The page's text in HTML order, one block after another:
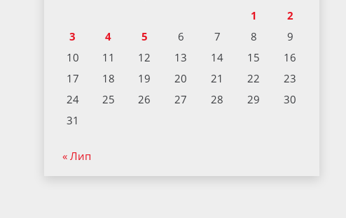
1
2
3
4 5 6 7 8
9
10
11 12 13 14 15
16
17
18 19 20 21 22
23
24
25 26 27 28 29
30
31
« Лип